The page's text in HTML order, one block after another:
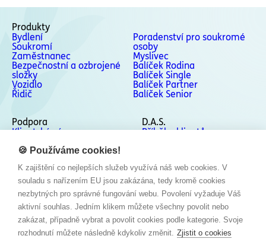
Produkty
Bydlení
Soukromí
Zaměstnanec
Bezpečnostní a ozbrojené
složky
Vozidlo
Řidič
Poradenství pro soukromé
osoby
Myslivec
Balíček Rodina
Balíček Single
Balíček Partner
Balíček Senior
Podpora
Klientská zóna
Odstoupení od smlouvy
D.A.S.
Příběhy klientů
Sociální sítě
Facebook
Instagram
LinkedIn
YouTube
🍪 Používáme cookies!
K zajištění co nejlepších služeb využívá náš web cookies. V
souladu s nařízením EU jsou zakázána, tedy kromě cookies
nezbytných pro správné fungování webu. Povolení vyžaduje Váš
aktivní souhlas. Jedním klikem můžete všechny povolit nebo
zakázat, případně vybrat a povolit cookies podle kategorie. Svoje
rozhodnutí můžete následně kdykoliv změnit. Zjistit o cookies